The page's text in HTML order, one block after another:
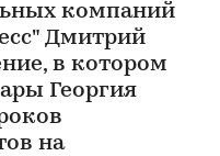
компаний
Дмитрий
в котором
Георгия
на